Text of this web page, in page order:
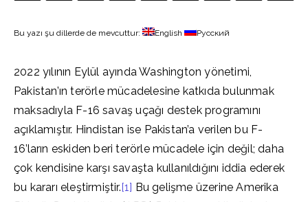
Bu yazı şu dillerde de mevcuttur: English Русский
2022 yılının Eylül ayında Washington yönetimi,
Pakistan’ın terörle mücadelesine katkıda bulunmak
maksadıyla F-16 savaş uçağı destek programını
açıklamıştır. Hindistan ise Pakistan’a verilen bu F-
16’ların eskiden beri terörle mücadele için değil; daha
çok kendisine karşı savaşta kullanıldığını iddia ederek
bu kararı eleştirmiştir.[1] Bu gelişme üzerine Amerika